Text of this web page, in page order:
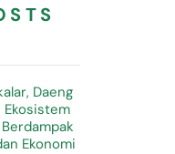
Daeng
Ekosistem
Ekonomi